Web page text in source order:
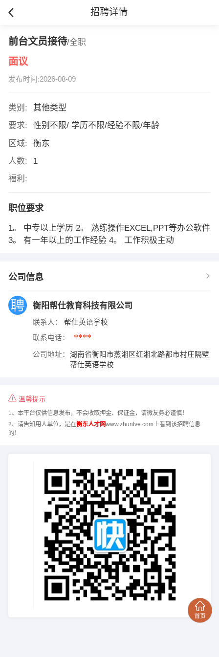
招聘详情
前台文员接待/全职
面议
发布时间:2026-08-09
类别:
其他类型
要求:
性别不限/ 学历不限/经验不限/年龄
区域:
衡东
人数:
1
福利:
职位要求
1。 中专以上学历 2。 熟练操作EXCEL,PPT等办公软件
3。 有一年以上的工作经验 4。 工作积极主动
公司信息
衡阳帮仕教育科技有限公司
联系人： 帮仕英语学校
联系电话： ****
公司地址：
湖南省衡阳市蒸湘区红湘北路都市村庄隔壁
帮仕英语学校
温馨提示
1、本平台仅供信息发布，不会收取押金、保证金，请微友务必谨慎！
2、请告知用人单位，是在衡东人才网www.zhunlve.com上看到该招聘信息
的！